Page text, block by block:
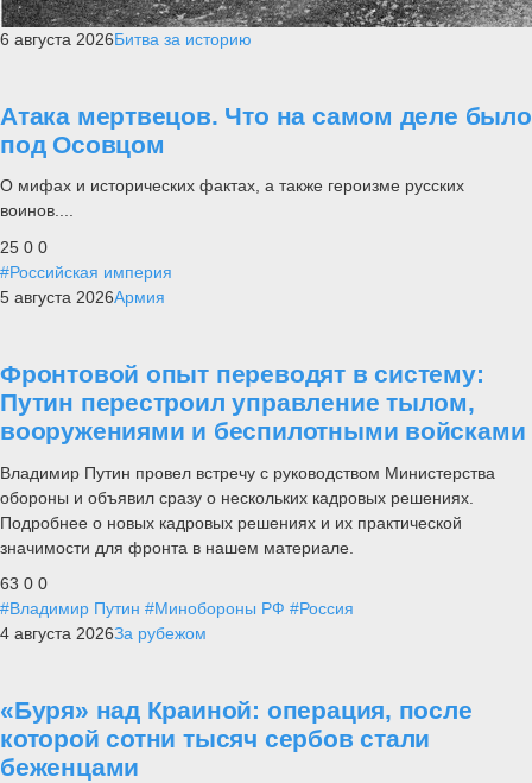
6 августа 2026Битва за историю
Атака мертвецов. Что на самом деле было
под Осовцом
О мифах и исторических фактах, а также героизме русских
воинов....
25 0 0
#Российская империя
5 августа 2026Армия
Фронтовой опыт переводят в систему:
Путин перестроил управление тылом,
вооружениями и беспилотными войсками
Владимир Путин провел встречу с руководством Министерства
обороны и объявил сразу о нескольких кадровых решениях.
Подробнее о новых кадровых решениях и их практической
значимости для фронта в нашем материале.
63 0 0
#Владимир Путин #Минобороны РФ #Россия
4 августа 2026За рубежом
«Буря» над Краиной: операция, после
которой сотни тысяч сербов стали
беженцами